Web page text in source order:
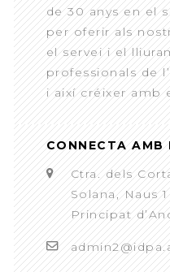
de 30 anys en el
per oferir als
el servei i el
professionals de
i així créixer amb
CONNECTA AMB
Ctra. dels
Solana, Naus
Principat